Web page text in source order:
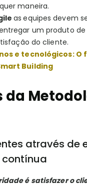
maneira.
as equipes devem
um produto de
do cliente.
e tecnológicos: O
Building
da
através de
é satisfazer o